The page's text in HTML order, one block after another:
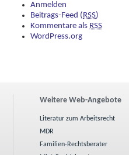
Anmelden
Beitrags-Feed (RSS)
Kommentare als RSS
WordPress.org
Weitere Web-Angebote
Literatur zum Arbeitsrecht
MDR
Familien-Rechtsberater